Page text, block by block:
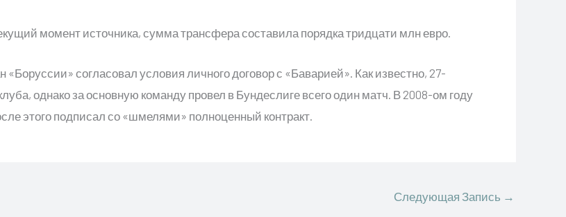
момент источника, сумма трансфера составила порядка тридцати млн евро.
«Боруссии» согласовал условия личного договор с «Баварией». Как известно, 27-
однако за основную команду провел в Бундеслиге всего один матч. В 2008-ом году
этого подписал со «шмелями» полноценный контракт.
Следующая Запись →